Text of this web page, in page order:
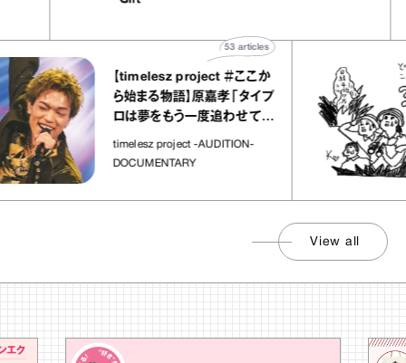
【timelesz project ＃ここか
ら始まる物語】原嘉孝「タイプ
ロは夢をもう一度追わせてく
れた場所」
timelesz project -AUDITION-
DOCUMENTARY
articles
View all